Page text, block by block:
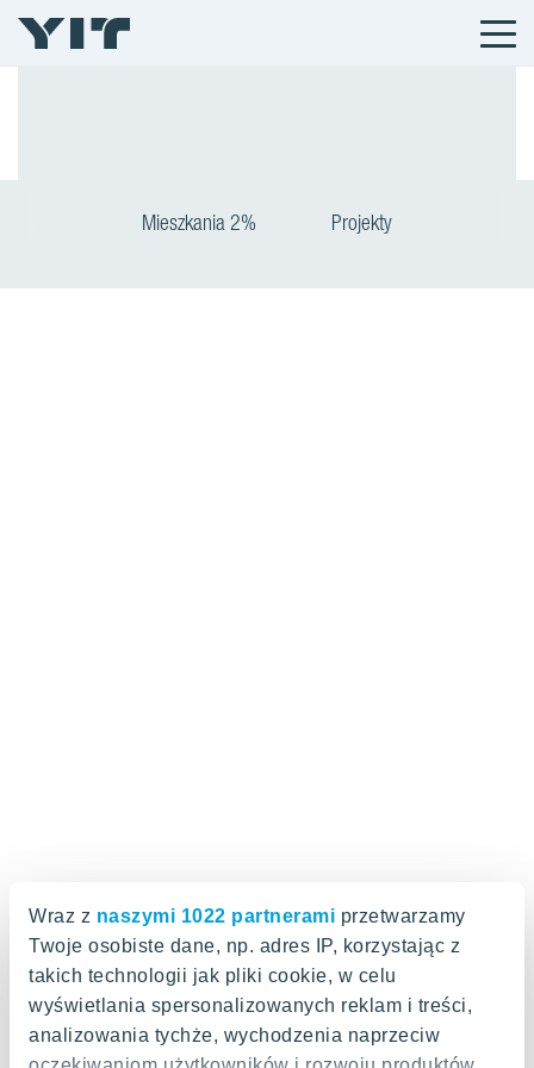
Wraz z naszymi 1022 partnerami przetwarzamy
Twoje osobiste dane, np. adres IP, korzystając z
takich technologii jak pliki cookie, w celu
wyświetlania spersonalizowanych reklam i treści,
analizowania tychże, wychodzenia naprzeciw
Mieszkania 2% Projekty